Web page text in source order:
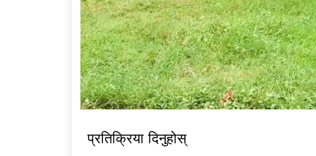
प्रतिक्रिया दिनुहोस्